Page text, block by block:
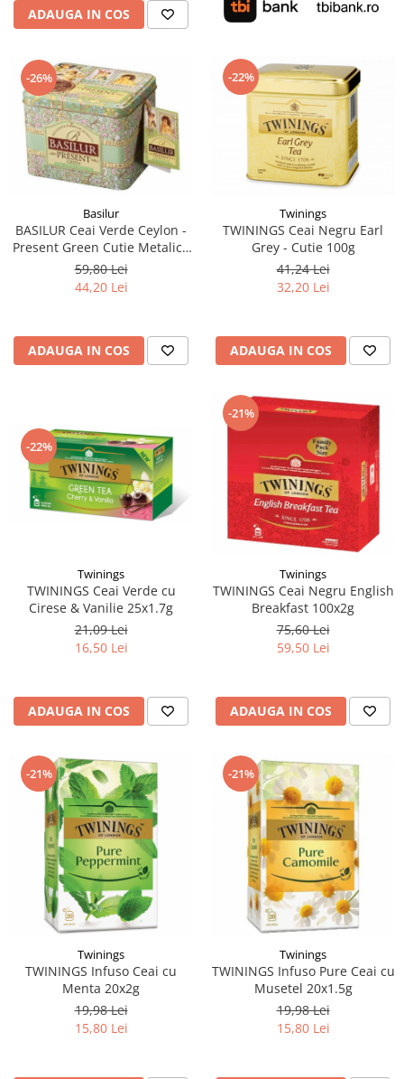
ADAUGA IN COS
-26%
Basilur
BASILUR Ceai Verde Ceylon -
Present Green Cutie Metalica
100g
59,80 Lei
44,20 Lei
ADAUGA IN COS
-22%
Twinings
TWININGS Ceai Negru Earl
Grey - Cutie 100g
41,24 Lei
32,20 Lei
ADAUGA IN COS
-22%
Twinings
TWININGS Ceai Verde cu
Cirese & Vanilie 25x1.7g
21,09 Lei
16,50 Lei
ADAUGA IN COS
-21%
Twinings
TWININGS Ceai Negru English
Breakfast 100x2g
75,60 Lei
59,50 Lei
ADAUGA IN COS
-21%
Twinings
TWININGS Infuso Ceai cu
Menta 20x2g
19,98 Lei
15,80 Lei
-21%
Twinings
TWININGS Infuso Pure Ceai cu
Musetel 20x1.5g
19,98 Lei
15,80 Lei